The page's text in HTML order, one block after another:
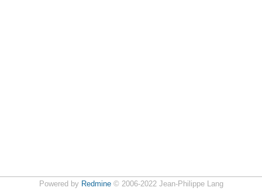
Powered by Redmine© 2006-2022 Jean-Philippe Lang